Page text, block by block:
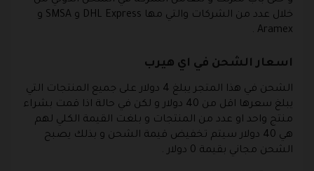
خلال عدد من الشركات والتي مها DHL Express و SMSA و
Aramex .
اسعار الشحن في اي هيرب
الشحن في هذا المتجر يبلغ 4 دولار على جميع المنتجات التي
يبلغ سعرها اقل من 40 دولار و لكن في حالة اذا قمت بشراء
منتج واحد او عدد من المنتجات و بلغت القيمة الكلي لهم
هي 40 دولار سيتم تخفيض قيمة الشحن و بذلك يصبح
الشحن مجاني بقيمة 0 دولار .